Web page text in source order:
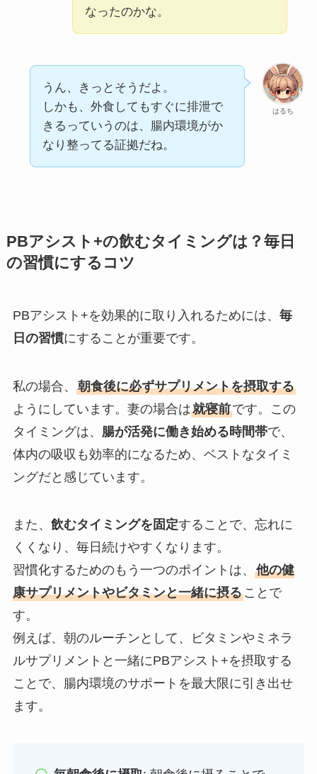
なったのかな。
はるち
うん、きっとそうだよ。
しかも、外食してもすぐに排泄で
きるっていうのは、腸内環境がか
なり整ってる証拠だね。
PBアシスト+の飲むタイミングは？毎日
の習慣にするコツ
PBアシスト+を効果的に取り入れるためには、 毎
日の習慣にすることが重要です。
私の場合、 朝食後に必ずサプリメントを摂取する
ようにしています。妻の場合は就寝前です。この
タイミングは、 腸が活発に働き始める時間帯で、
体内の吸収も効率的になるため、ベストなタイミ
ングだと感じています。
また、 飲むタイミングを固定することで、忘れに
くくなり、毎日続けやすくなります。
習慣化するためのもう一つのポイントは、 他の健
康サプリメントやビタミンと一緒に摂ることで
す。
例えば、朝のルーチンとして、ビタミンやミネラ
ルサプリメントと一緒にPBアシスト+を摂取する
ことで、腸内環境のサポートを最大限に引き出せ
ます。